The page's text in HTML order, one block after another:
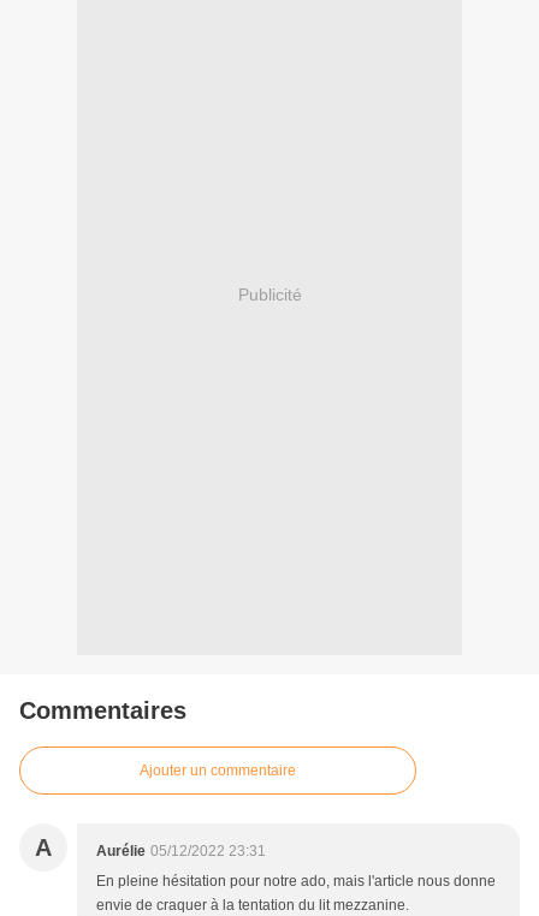
Publicité
Commentaires
Ajouter un commentaire
A Aurélie 05/12/2022 23:31
En pleine hésitation pour notre ado, mais l'article nous donne
envie de craquer à la tentation du lit mezzanine.